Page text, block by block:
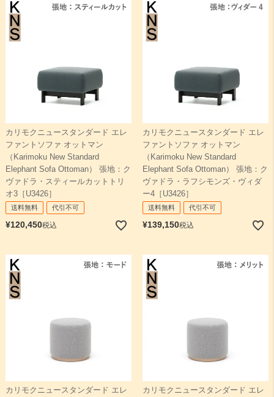
カリモクニュースタンダード エレ
ファントソファ オットマン
（Karimoku New Standard
Elephant Sofa Ottoman） 張地：ク
ヴァドラ・スティールカットトリ
オ3［U3426］
送料無料 代引不可
¥120,450税込
カリモクニュースタンダード エレ
ファントソファ オットマン
（Karimoku New Standard
Elephant Sofa Ottoman） 張地：ク
ヴァドラ・ラフシモンズ・ヴィダ
ー4［U3426］
送料無料 代引不可
¥139,150税込
カリモクニュースタンダード エレ
カリモクニュースタンダード エレ